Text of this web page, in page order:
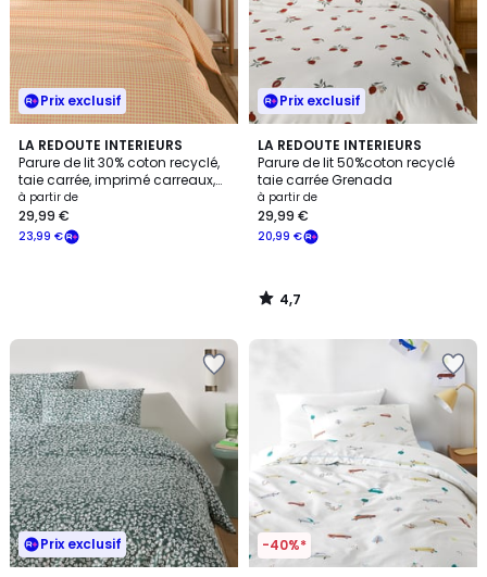
Prix exclusif
LA REDOUTE INTERIEURS
Parure de lit 30% coton recyclé,
taie carrée, imprimé carreaux,
LESIA
à partir de
23,99 €
29,99 €
Prix exclusif
LA REDOUTE INTERIEURS
Parure de lit 50%coton recyclé
taie carrée Grenada
à partir de
20,99 €
29,99 €
4,7
/ 5
4,7
/
Prix exclusif -40%*